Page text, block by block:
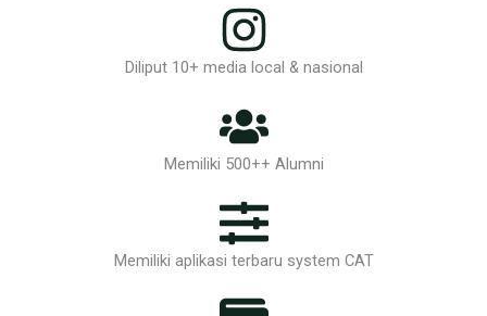
Diliput 10+ media local & nasional
Memiliki 500++ Alumni
Memiliki aplikasi terbaru system CAT